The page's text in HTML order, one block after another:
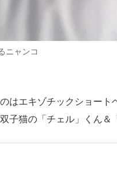
ニャンコ
はエキゾチックショート
子猫の「チェル」くん＆